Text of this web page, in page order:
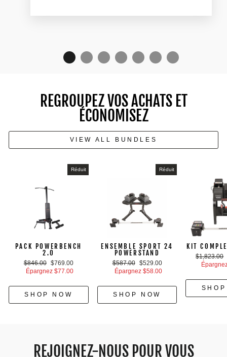
REGROUPEZ VOS ACHATS ET
ÉCONOMISEZ
VIEW ALL BUNDLES
Réduit
PACK POWERBENCH
2.0
Prix
régulier
$846.00 Prix
réduit
$769.00
Épargnez $77.00
SHOP NOW
Réduit
ENSEMBLE SPORT 24
POWERSTAND
Prix
régulier
$587.00
Prix
réduit
$529.00
Épargnez $58.00
SHOP NOW
KIT
Prix
régulier
$1,823.00
REJOIGNEZ-NOUS POUR VOUS